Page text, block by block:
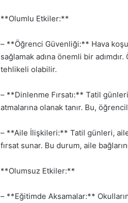
**Olumlu Etkiler:**
– **Öğrenci Güvenliği:** Hava
sağlamak adına önemli bir
tehlikeli olabilir.
– **Dinlenme Fırsatı:** Tatil
atmalarına olanak tanır. Bu,
– **Aile İlişkileri:** Tatil günleri,
fırsat sunar. Bu durum, aile
**Olumsuz Etkiler:**
– **Eğitimde Aksamalar:**